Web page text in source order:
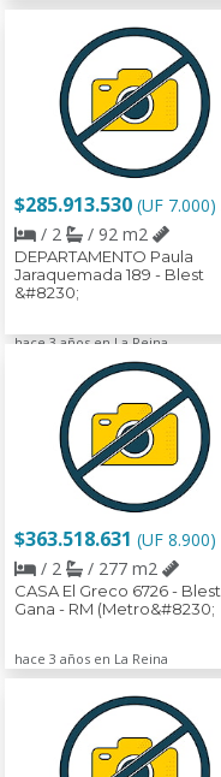
$285.913.530 (UF 7.000)
/ 2
/ 92 m2
DEPARTAMENTO Paula
Jaraquemada 189 - Blest
&#8230;
hace 3 años en La Reina
$363.518.631 (UF 8.900)
/ 2
/ 277 m2
CASA El Greco 6726 - Blest
Gana - RM (Metro&#8230;
hace 3 años en La Reina